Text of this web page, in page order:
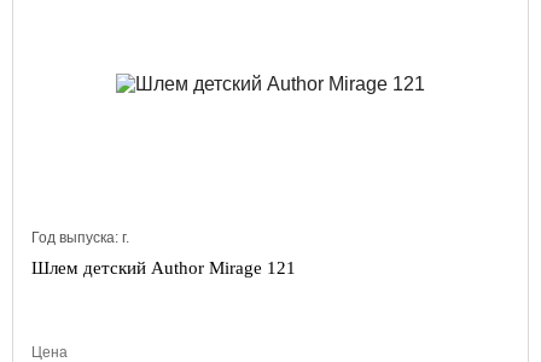
Год выпуска: г.
Шлем детский Author Mirage 121
Цена